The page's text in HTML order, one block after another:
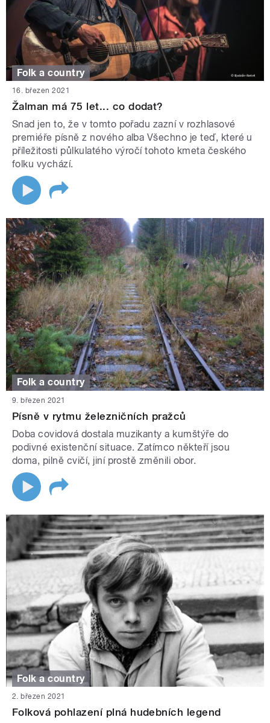
Folk a country
16. březen 2021
Žalman má 75 let... co dodat?
Snad jen to, že v tomto pořadu zazní v rozhlasové
premiéře písně z nového alba Všechno je teď, které u
příležitosti půlkulatého výročí tohoto kmeta českého
folku vychází.
Folk a country
9. březen 2021
Písně v rytmu železničních pražců
Doba covidová dostala muzikanty a kumštýře do
podivné existenční situace. Zatímco někteří jsou
doma, pilně cvičí, jiní prostě změnili obor.
Folk a country
2. březen 2021
Folková pohlazení plná hudebních legend